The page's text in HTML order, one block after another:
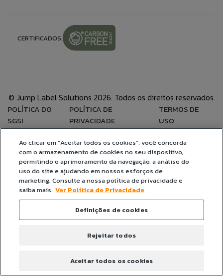
COE
FALE CONOSO
CANAL DE ÉTICA
CERTIFICADOS:
© Jump Label Solutions 2026. Todos os direitos reservados.
POLÍTICA DO
SGSI
POLÍTICA DE
PRIVACIDADE
TERMOS DE
USO
ANEXAR CURRÍCULO
Aceito que meus dados sejam utilizados para
possibilitar que a Jump Label identifique e entre em
contato com o titular dos dados para fins de
relacionamento e ações de seleção para vaga.
Ao clicar em “Aceitar todos os cookies”, você concorda
com o armazenamento de cookies no seu dispositivo,
permitindo o aprimoramento da navegação, a análise do
uso do site e ajudando em nossos esforços de
marketing. Consulte a nossa política de privacidade e
saiba mais. Ver Política de Privacidade
Definições de cookies
Rejeitar todos
Aceitar todos os cookies